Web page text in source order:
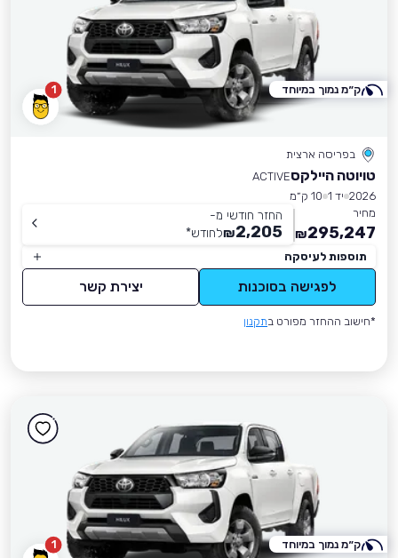
1
בפריסה ארצית
טויוטה היילקסACTIVE
2026 יד 1
10 ק״מ
מחיר
295,247
₪
החזר חודשי מ-
2,205
₪לחודש*
תוספות לעיסקה
לפגישה בסוכנות יצירת קשר
*חישוב ההחזר מפורט בתקנון
ק״מ נמוך במיוחד
1 ק״מ נמוך במיוחד